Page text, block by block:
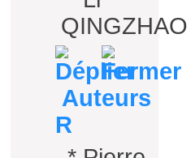
QINGZHAO
Auteurs
R